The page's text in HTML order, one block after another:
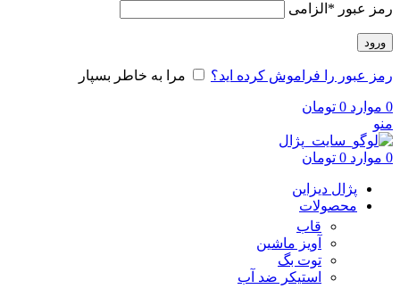
رمز عبور * الزامی
ورود
رمز عبور را فراموش کرده اید؟ مرا به خاطر بسپار
0 موارد 0 تومان
منو
0 موارد 0 تومان
پژال دیزاین
محصولات
قاب
آویز ماشین
توت بگ
استیکر ضد آب